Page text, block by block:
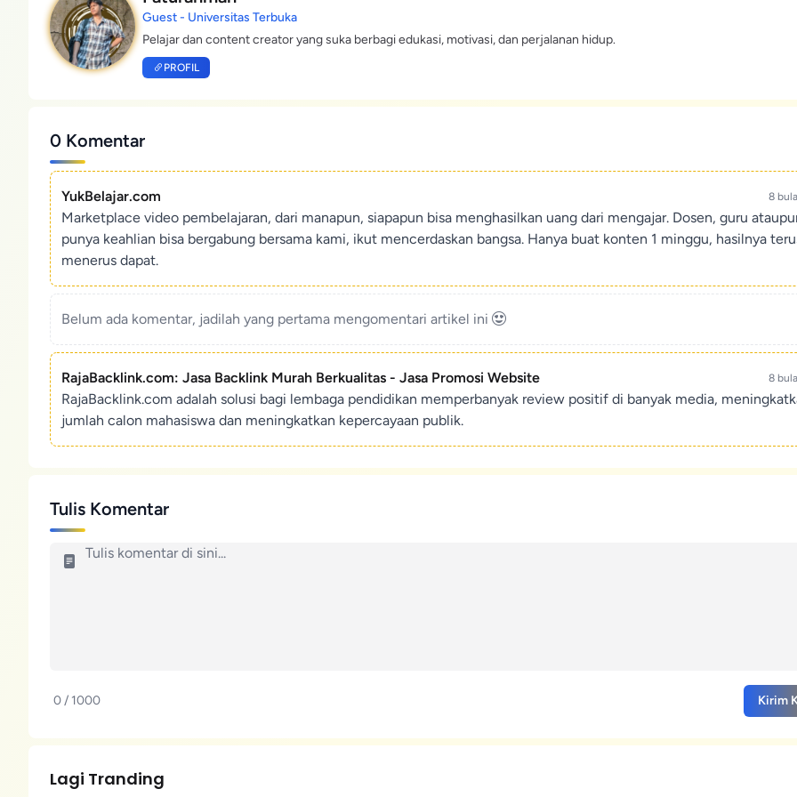
Guest - Universitas Terbuka
Pelajar dan content creator yang suka berbagi edukasi, motivasi, dan perjalanan hidup.
PROFIL
0 Komentar
YukBelajar.com 8
Marketplace video pembelajaran, dari manapun, siapapun bisa menghasilkan uang dari mengajar. Dosen, guru
punya keahlian bisa bergabung bersama kami, ikut mencerdaskan bangsa. Hanya buat konten 1 minggu, hasilnya
menerus dapat.
Belum ada komentar, jadilah yang pertama mengomentari artikel ini
RajaBacklink.com: Jasa Backlink Murah Berkualitas - Jasa Promosi Website 8
RajaBacklink.com adalah solusi bagi lembaga pendidikan memperbanyak review positif di banyak media,
jumlah calon mahasiswa dan meningkatkan kepercayaan publik.
Tulis Komentar
0 / 1000 Kirim
Lagi Tranding